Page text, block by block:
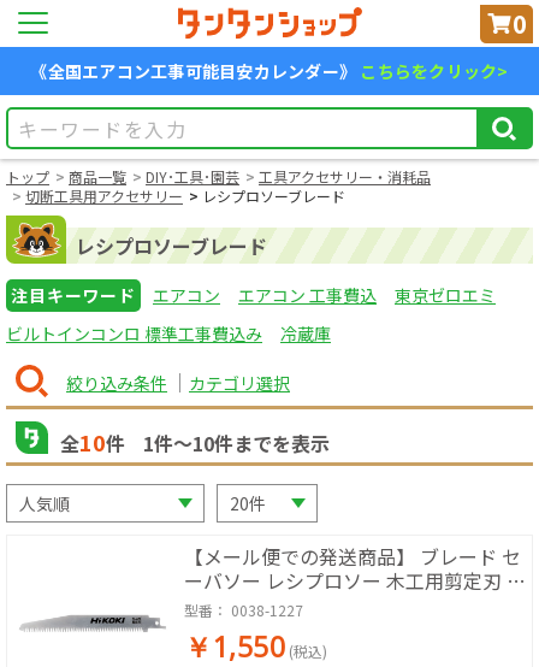
0
《全国エアコン工事可能目安カレンダー》 こちらをクリック>
トップ 商品一覧 DIY･工具･園芸
工具アクセサリー・消耗品
切断工具用アクセサリー
レシプロソーブレード
レシプロソーブレード
注目キーワード エアコン エアコン 工事費込
東京ゼロエミ
ビルトインコンロ 標準工事費込み
冷蔵庫
絞り込み条件 カテゴリ選択
全10件 1件〜10件までを表示
【メール便での発送商品】 ブレード セ
ーバソー レシプロソー 木工用剪定刃 1
枚入 00381227 [KH13]
型番： 0038-1227
￥1,550 (税込)